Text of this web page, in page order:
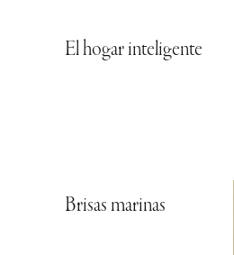
El hogar inteligente
Brisas marinas